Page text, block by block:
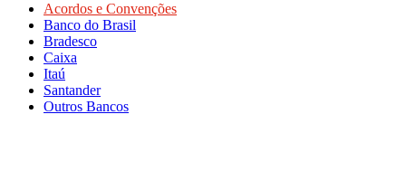
Acordos e Convenções
Banco do Brasil
Bradesco
Caixa
Itaú
Santander
Outros Bancos